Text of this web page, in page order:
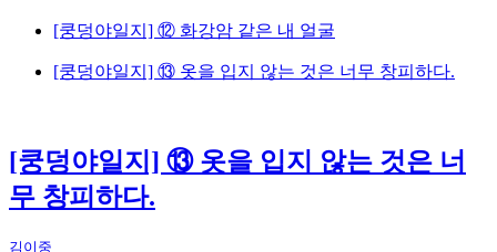
[쿵덩야일지] ⑫ 화강암 같은 내 얼굴
[쿵덩야일지] ⑬ 옷을 입지 않는 것은 너무 창피하다.
[쿵덩야일지] ⑬ 옷을 입지 않는 것은 너
무 창피하다.
김이중